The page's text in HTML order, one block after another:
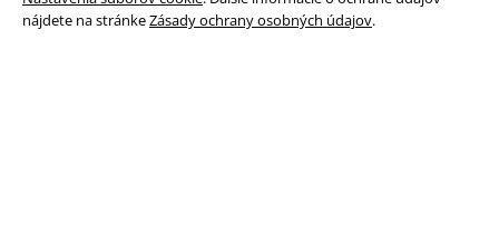
nájdete na stránkeZásady ochrany osobných údajov.